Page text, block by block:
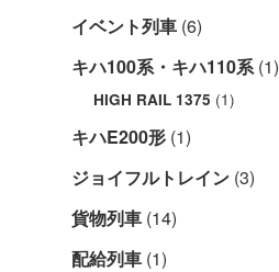
イベント列車 (6)
キハ100系・キハ110系(1)
HIGH RAIL 1375 (1)
キハE200形 (1)
ジョイフルトレイン (3)
貨物列車 (14)
配給列車 (1)